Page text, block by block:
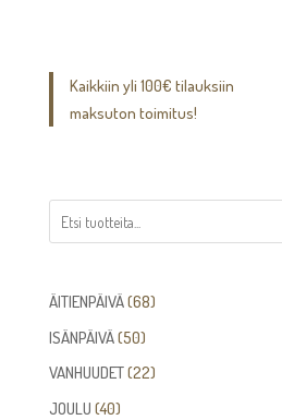
Kaikkiin yli 100€ tilauksiin
maksuton toimitus!
ÄITIENPÄIVÄ 6868
ISÄNPÄIVÄ 5050
tuotetta
VANHUUDET 2222
JOULU 4040